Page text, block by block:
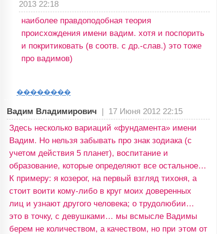
2013 22:18
наиболее правдоподобная теория
происхождения имени вадим. хотя и поспорить
и покритиковать (в соотв. с др.-слав.) это тоже
про вадимов)
��������
Вадим Владимирович | 17 Июня 2012 22:15
Здесь несколько вариаций «фундамента» имени
Вадим. Но нельзя забывать про знак зодиака (с
учетом действия 5 планет), воспитание и
образование, которые определяют все остальное…
К примеру: я козерог, на первый взгляд тихоня, а
стоит воити кому-либо в круг моих доверенных
лиц и узнают другого человека; о трудолюбии…
это в точку, с девушками… мы всмысле Вадимы
берем не количеством, а качеством, но при этом от